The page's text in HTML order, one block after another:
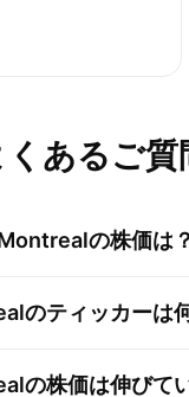
くあるご質
の株価は？
のティッカーは
の株価は伸びて